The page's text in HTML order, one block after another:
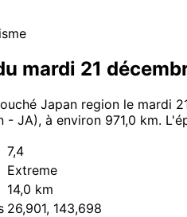
mardi 21
Japan region le mardi
- JA), à environ 971,0 km.
7,4
Extreme
14,0 km
26,901, 143,698